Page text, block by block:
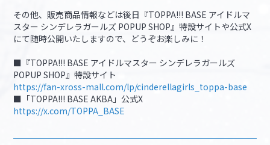
その他、販売商品情報などは後日『TOPPA!!! BASE アイドルマ
スター シンデレラガールズ POPUP SHOP』特設サイトや公式X
にて随時公開いたしますので、どうぞお楽しみに！
■『TOPPA!!! BASE アイドルマスター シンデレラガールズ
POPUP SHOP』特設サイト
https://fan-xross-mall.com/lp/cinderellagirls_toppa-base
■「TOPPA!!! BASE AKBA」公式X
https://x.com/TOPPA_BASE